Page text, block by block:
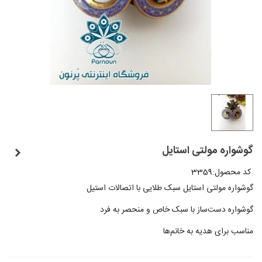
گوشواره مولتی استایل
کد محصول:3359
گوشواره مولتی استایل سبک طلایی با اتصالات استیل
گوشواره دست‌ساز با سبک خاص و منحصر به فرد
مناسب برای هدیه به خانم‌ها